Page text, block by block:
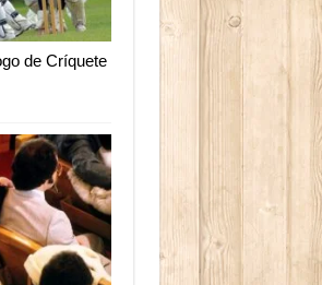
de Críquete